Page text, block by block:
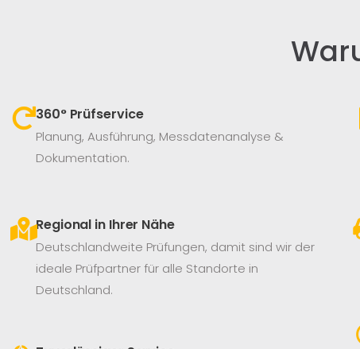
360° Prüfservice​
Planung, Ausführung, Messdatenanalyse &
Dokumentation.
Regional in Ihrer Nähe
Deutschlandweite Prüfungen, damit sind wir der
ideale Prüfpartner für alle Standorte in
Deutschland.